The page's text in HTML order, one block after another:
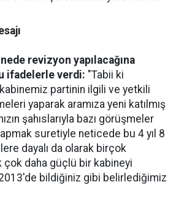
revizyon yapılacağına
ifadelerle verdi: "Tabii ki
partinin ilgili ve yetkili
yaparak aramıza yeni katılmış
şahıslarıyla bazı görüşmeler
suretiyle neticede bu 4 yıl 8
dayalı da olarak birçok
daha güçlü bir kabineyi
bildiğiniz gibi belirlediğimiz